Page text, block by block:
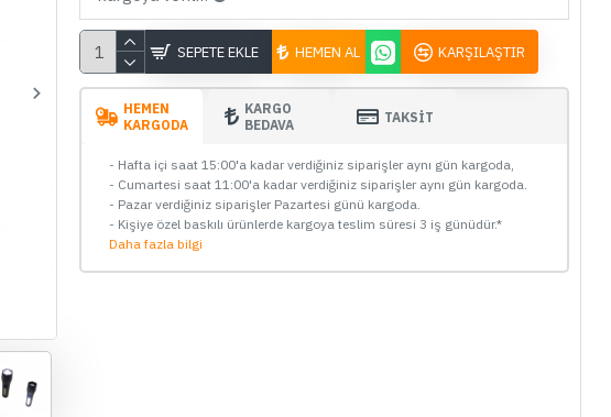
SEPETE EKLE HEMEN AL KARŞILAŞTIR
HEMEN
KARGODA
KARGO
BEDAVA
TAKSİT
- Hafta içi saat 15:00'a kadar verdiğiniz siparişler aynı gün kargoda,
- Cumartesi saat 11:00'a kadar verdiğiniz siparişler aynı gün kargoda.
- Pazar verdiğiniz siparişler Pazartesi günü kargoda.
- Kişiye özel baskılı ürünlerde kargoya teslim süresi 3 iş günüdür.*
Daha fazla bilgi
ÇOK SATAN YENİÇOK SATAN